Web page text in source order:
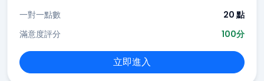
一對一點數
20 點
滿意度評分
100分
立即進入